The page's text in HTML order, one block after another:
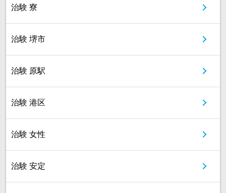
治験 寮
治験 堺市
治験 原駅
治験 港区
治験 女性
治験 安定